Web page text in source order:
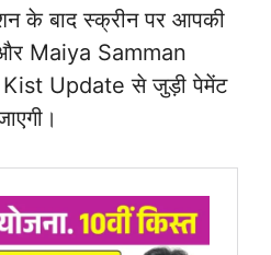
के बाद स्क्रीन पर आपकी
Maiya Samman
Update से जुड़ी पेमेंट